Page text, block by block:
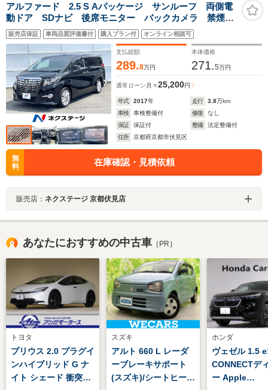
アルファード 2.5 S Aパッケージ サンルーフ 両側電
動ドア SDナビ 後席モニター バックカメラ 禁煙
車 ドラレコ コーナーセンサー スマートキー LED
ヘッド ビルトインETC クルコン 純正18インチアル
ミ
販売店保証 車両品質評価書付 購入プラン付 オンライン相談可
支払総額
289.8万円
本体価格
271.5万円
通常ローン 月々25,200円
年式 2017年 走行 3.8万km
車検
車検整備付 修復
なし
保証
保証付 整備
法定整備付
住所
京都府京都市伏見区
無
料
在庫確認・見積依頼
販売店： ネクステージ 京都伏見店
あなたにおすすめの中古車 ［PR］
トヨタ
プリウス 2.0 プラグイ
ンハイブリッド G ナ
イト シェード 衝突被
スズキ
アルト 660 L レーダ
ーブレーキサポート
(スズキ)/シートヒータ
ホンダ
ヴェゼル 1.5
CONNECTデ
ー Apple